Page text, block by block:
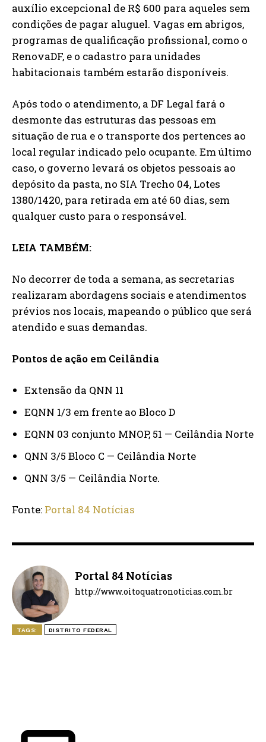
auxílio excepcional de R$ 600 para aqueles sem
condições de pagar aluguel. Vagas em abrigos,
programas de qualificação profissional, como o
RenovaDF, e o cadastro para unidades
habitacionais também estarão disponíveis.
Após todo o atendimento, a DF Legal fará o
desmonte das estruturas das pessoas em
situação de rua e o transporte dos pertences ao
local regular indicado pelo ocupante. Em último
caso, o governo levará os objetos pessoais ao
depósito da pasta, no SIA Trecho 04, Lotes
1380/1420, para retirada em até 60 dias, sem
qualquer custo para o responsável.
LEIA TAMBÉM:
No decorrer de toda a semana, as secretarias
realizaram abordagens sociais e atendimentos
prévios nos locais, mapeando o público que será
atendido e suas demandas.
Pontos de ação em Ceilândia
Extensão da QNN 11
EQNN 1/3 em frente ao Bloco D
EQNN 03 conjunto MNOP, 51 — Ceilândia Norte
QNN 3/5 Bloco C — Ceilândia Norte
QNN 3/5 — Ceilândia Norte.
Fonte: Portal 84 Notícias
Portal 84 Notícias
http://www.oitoquatronoticias.com.br
TAGS: DISTRITO FEDERAL